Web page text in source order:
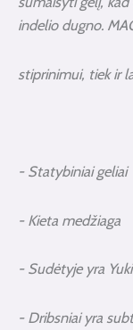
indelio dugno.
stiprinimui, tiek ir
- Statybiniai geliai
- Kieta medžiaga
- Sudėtyje yra
- Dribsniai yra